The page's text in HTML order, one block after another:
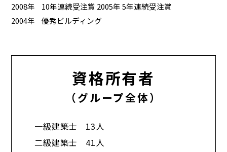
2008年
10年連続受注賞 2005年 5年連続受注賞
2004年
優秀ビルディング
資格所有者
（グループ全体）
一級建築士 13人
二級建築士 41人